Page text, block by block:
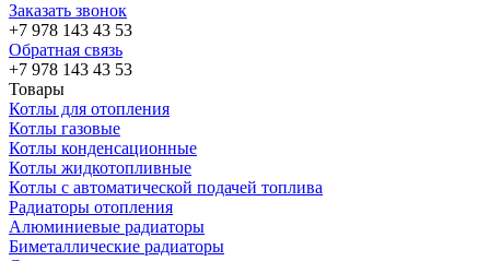
Заказать звонок
+7 978 143 43 53
Обратная связь
+7 978 143 43 53
Товары
Котлы для отопления
Котлы газовые
Котлы конденсационные
Котлы жидкотопливные
Котлы с автоматической подачей топлива
Радиаторы отопления
Алюминиевые радиаторы
Биметаллические радиаторы